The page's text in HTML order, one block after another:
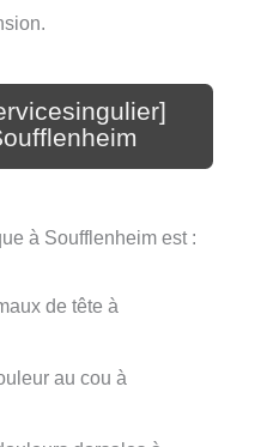
à Soufflenheim est :
de tête à
au cou à